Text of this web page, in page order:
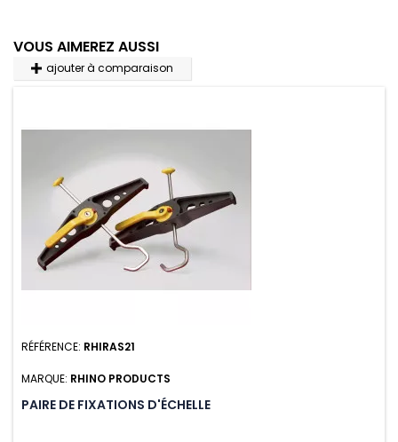
VOUS AIMEREZ AUSSI
ajouter à comparaison
RÉFÉRENCE: RHIRAS21
MARQUE: RHINO PRODUCTS
PAIRE DE FIXATIONS D'ÉCHELLE